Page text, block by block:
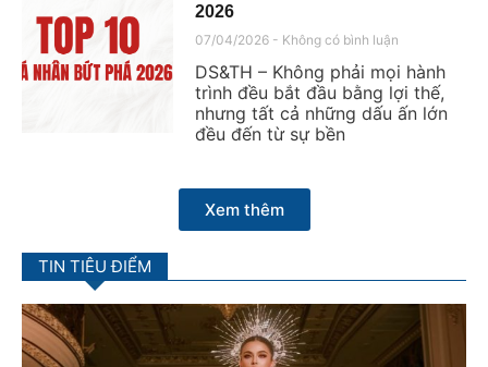
2026
07/04/2026 Không có bình luận
DS&TH – Không phải mọi hành
trình đều bắt đầu bằng lợi thế,
nhưng tất cả những dấu ấn lớn
đều đến từ sự bền
Xem thêm
TIN TIÊU ĐIỂM